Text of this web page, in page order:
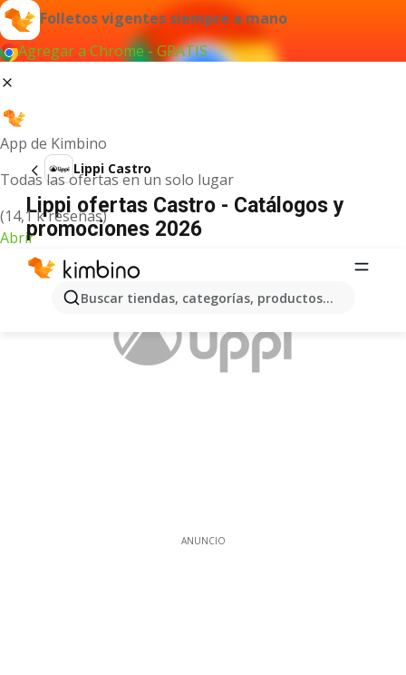
Folletos vigentes siempre a mano
Agregar a Chrome - GRATIS
App de Kimbino
Todas las ofertas en un solo lugar
(14,1 k reseñas)
Abrir
Buscar tiendas, categorías, productos...
Lippi Castro
Lippi ofertas Castro - Catálogos y
promociones 2026
ANUNCIO